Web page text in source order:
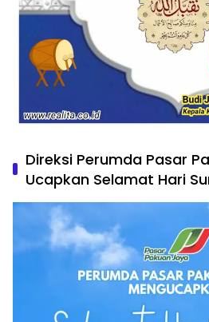
Direksi Perumda Pasar
Ucapkan Selamat Hari